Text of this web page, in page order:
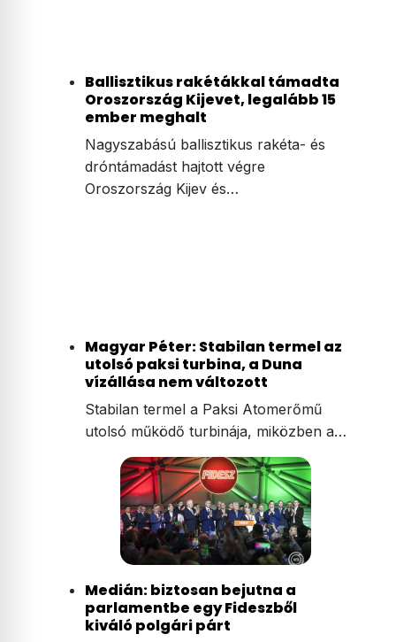
Ballisztikus rakétákkal támadta
Oroszország Kijevet, legalább 15
ember meghalt
Nagyszabású ballisztikus rakéta- és
dróntámadást hajtott végre
Oroszország Kijev és…
Magyar Péter: Stabilan termel az
utolsó paksi turbina, a Duna
vízállása nem változott
Stabilan termel a Paksi Atomerőmű
utolsó működő turbinája, miközben a…
Medián: biztosan bejutna a
parlamentbe egy Fideszből
kiváló polgári párt